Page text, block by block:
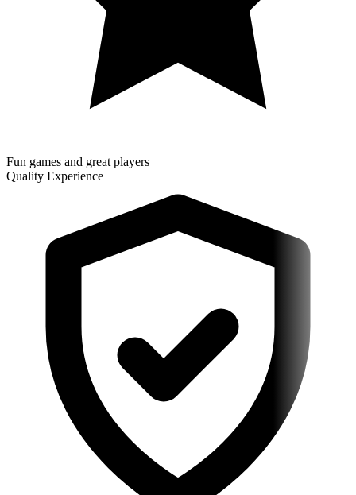
Fun games and great players
Quality Experience